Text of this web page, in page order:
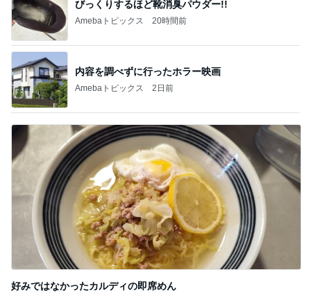
びっくりするほど靴消臭パウダー!!
Amebaトピックス 20時間前
内容を調べずに行ったホラー映画
Amebaトピックス 2日前
好みではなかったカルディの即席めん